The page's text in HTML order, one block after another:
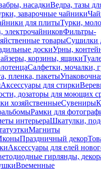
насадкиВедра, тазы
заварочные чайники
для плитыТурки,
электрочайниковФильтры-
товарыСушилки
доскиУрны,
корзины, ящики
Салфетки, мочалки,
пленка, пакеты
Аксессуары для стирки
дозаторы для моющих
хозяйственныеСувениры
Рамки для
интерьераШкатулки,
Магниты
Праздничный декор
Аксессуары для елей
гирлянды,
Временные